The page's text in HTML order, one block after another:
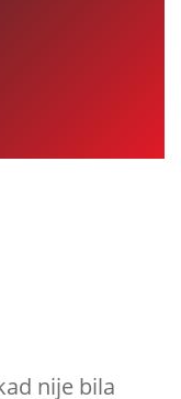
nije bila